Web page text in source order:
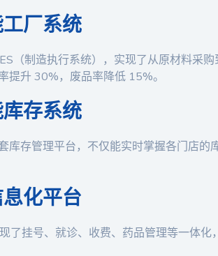
厂系统
（制造执行系统），实现了从原材料采
提升 30%，废品率降低 15%。
存系统
库存管理平台，不仅能实时掌握各门店的
化平台
了挂号、就诊、收费、药品管理等一体